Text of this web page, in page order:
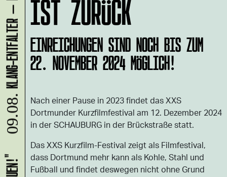
IST ZURÜCK
EINREICHUNGEN SIND NOCH BIS ZUM
22. NOVEMBER 2024 MÖGLICH!
Nach einer Pause in 2023 findet das XXS
Dortmunder Kurzfilmfestival am 12. Dezember 2024
in der SCHAUBURG in der Brückstraße statt.
Das XXS Kurzfilm-Festival zeigt als Filmfestival,
dass Dortmund mehr kann als Kohle, Stahl und
Fußball und findet deswegen nicht ohne Grund
09.08.